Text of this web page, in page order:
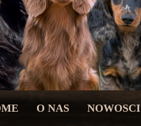
O NAS NOWOSCI